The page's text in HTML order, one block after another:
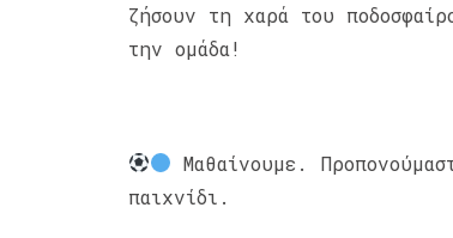
ζήσουν τη χαρά του
την ομάδα!
Μαθαίνουμε.
παιχνίδι.